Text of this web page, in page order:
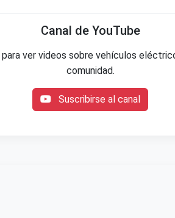
Canal de YouTube
ver videos sobre vehículos
comunidad.
Suscribirse al canal